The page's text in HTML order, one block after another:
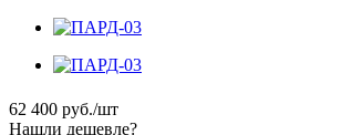
62 400 руб./шт
Нашли дешевле?